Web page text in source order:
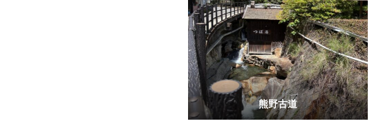
熊野古道